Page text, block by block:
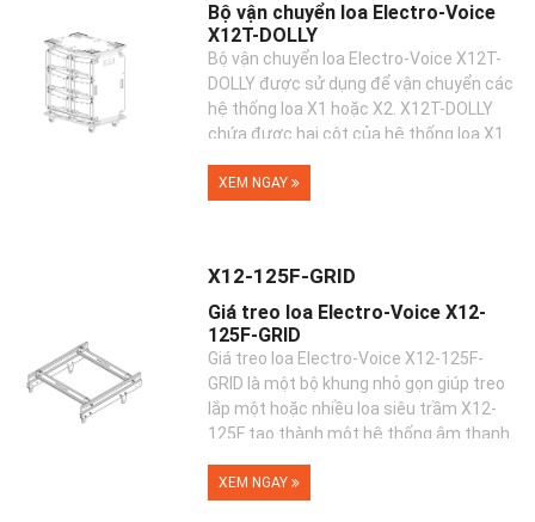
Bộ vận chuyển loa Electro-Voice
X12T-DOLLY
Bộ vận chuyển loa Electro-Voice X12T-
DOLLY được sử dụng để vận chuyển các
hệ thống loa X1 hoặc X2. X12T-DOLLY
chứa được hai cột của hệ thống loa X1
XEM NGAY
X12-125F-GRID
Giá treo loa Electro-Voice X12-
125F-GRID
Giá treo loa Electro-Voice X12-125F-
GRID là một bộ khung nhỏ gọn giúp treo
lắp một hoặc nhiều loa siêu trầm X12-
125F tạo thành một hệ thống âm thanh
XEM NGAY